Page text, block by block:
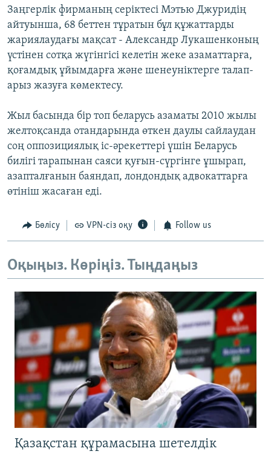
Заңгерлік фирманың серіктесі Мэтью Джуридің
айтуынша, 68 беттен тұратын бұл құжаттарды
жариялаудағы мақсат - Александр Лукашенконың
үстінен сотқа жүгінгісі келетін жеке азаматтарға,
қоғамдық ұйымдарға және шенеуніктерге талап-
арыз жазуға көмектесу.
Жыл басында бір топ беларусь азаматы 2010 жылы
желтоқсанда отандарында өткен даулы сайлаудан
соң оппозициялық іс-әрекеттері үшін Беларусь
билігі тарапынан саяси қуғын-сүргінге ұшырап,
азапталғанын баяндап, лондондық адвокаттарға
өтініш жасаған еді.
Бөлісу VPN-сіз оқу Follow us
Оқыңыз. Көріңіз. Тыңдаңыз
Қазақстан құрамасына шетелдік